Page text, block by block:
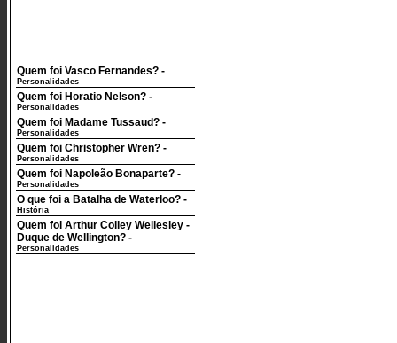
Quem foi Vasco Fernandes? -
Personalidades
Quem foi Horatio Nelson? -
Personalidades
Quem foi Madame Tussaud? -
Personalidades
Quem foi Christopher Wren? -
Personalidades
Quem foi Napoleão Bonaparte? -
Personalidades
O que foi a Batalha de Waterloo? -
História
Quem foi Arthur Colley Wellesley -
Duque de Wellington? -
Personalidades